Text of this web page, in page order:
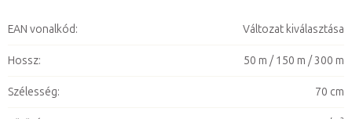
EAN vonalkód: Változat kiválasztása
Hossz: 50 m / 150 m / 300 m
Szélesség: 70 cm